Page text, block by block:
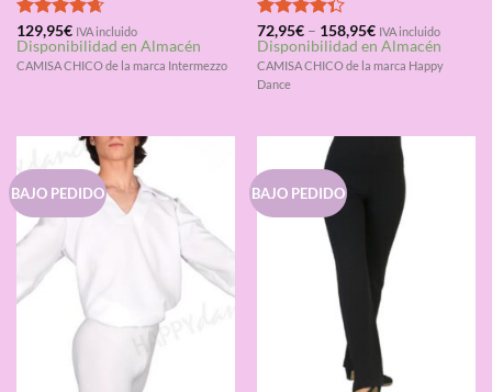
Valorado
con4.67
de 5
129,95€ IVA incluido
Disponibilidad en Almacén
CAMISA CHICO de la marca Intermezzo
Valorado
con4.33
de 5
72,95€– 158,95€ IVA incluido
Disponibilidad en Almacén
CAMISA CHICO de la marca Happy
Dance
BAJO PEDIDO BAJO PEDIDO